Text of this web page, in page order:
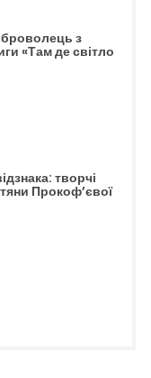
з
«Там де світло
творчі
Прокоф’євої